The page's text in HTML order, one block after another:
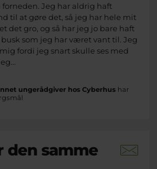
forneden. Jeg har aldrig haft
til at gøre det, så jeg har hele mit
det gro, og så har jeg jo bare haft
som jeg har været vant til. Jeg
fordi jeg snart skulle ses med
ungerådgiver hos Cyberhushar
den samme